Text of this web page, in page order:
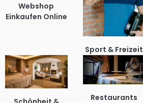
Webshop
Einkaufen Online
Sport & Freizeit
Restaurants